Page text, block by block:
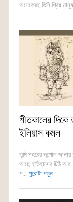
অনেকেরই তিনি প্রিয় মানুষ,
শীতকালের
ইলিয়াস কমল
তুমি শহরের ভূগোল
আছে ইতিহাসের চিঠি
প... পুরোটা পড়ুন